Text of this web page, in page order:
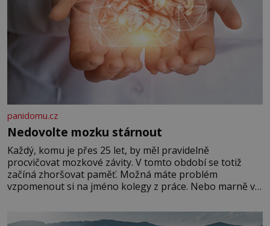
panidomu.cz
Nedovolte mozku stárnout
Každý, komu je přes 25 let, by měl pravidelně
procvičovat mozkové závity. V tomto období se totiž
začíná zhoršovat paměť. Možná máte problém
vzpomenout si na jméno kolegy z práce. Nebo marně v
Je to opravdu tak, s věkem jako kdyby se paměť
rozhodla stávkovat. Cvičte